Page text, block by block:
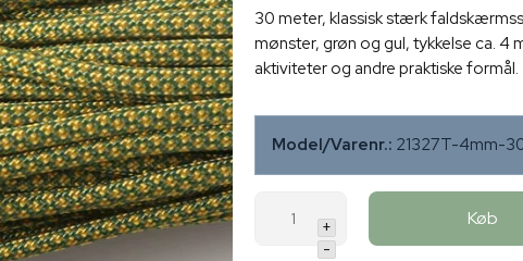
30 meter, klassisk stærk
mønster, grøn og gul, tykkelse ca. 4
aktiviteter og andre praktiske formål.
Model/Varenr.: 21327T-4mm-
+
-
Køb